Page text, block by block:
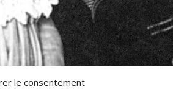
le consentement